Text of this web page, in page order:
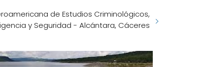
de Estudios Criminológicos,
y Seguridad - Alcántara, Cáceres